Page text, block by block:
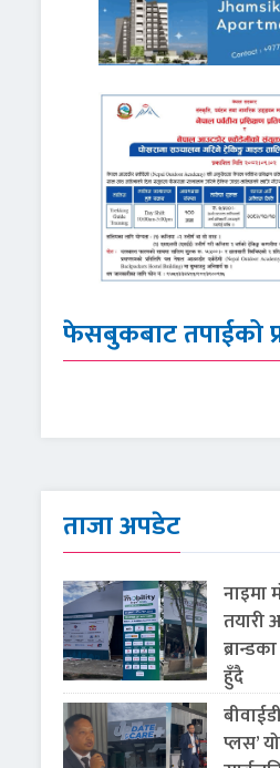
फेसबुकबाट तपाईको
ताजा अपडेट
नाइमा
तयारी
हुँदै
प्लस’